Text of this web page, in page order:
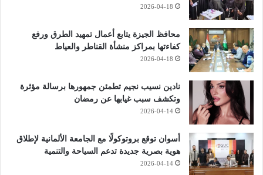
2026-04-18
محافظ الجيزة يتابع أعمال تمهيد الطرق ورفع
كفاءتها بمراكز منشأة القناطر والعياط
2026-04-18
نادين نسيب نجيم تطمئن جمهورها برسالة مؤثرة
وتكشف سبب غيابها عن رمضان
2026-04-14
أسوان توقع بروتوكولًا مع الجامعة الألمانية لإطلاق
هوية بصرية جديدة تدعم السياحة والتنمية
2026-04-14